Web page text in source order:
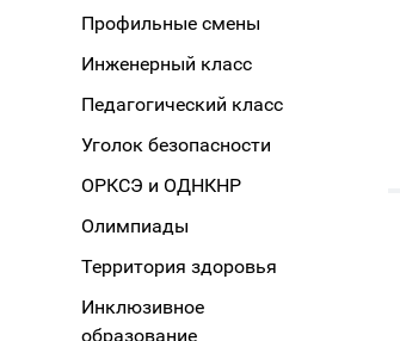
Профильные смены
Инженерный класс
Педагогический класс
Уголок безопасности
ОРКСЭ и ОДНКНР
Олимпиады
Территория здоровья
Инклюзивное
образование